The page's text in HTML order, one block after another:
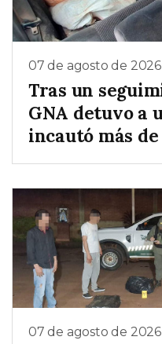
07 de agosto de 2026
Tras un
GNA detuvo a
incautó más
07 de agosto de 2026